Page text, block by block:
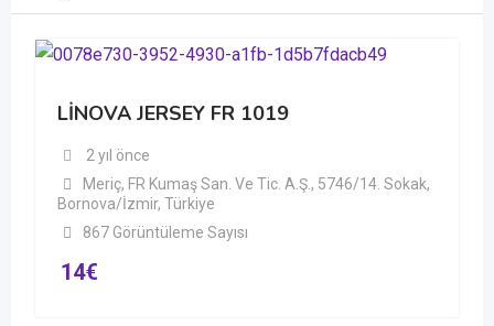
LİNOVA JERSEY FR 1019
2 yıl önce
Meriç, FR Kumaş San. Ve Tic. A.Ş., 5746/14. Sokak,
Bornova/İzmir, Türkiye
867 Görüntüleme Sayısı
14€